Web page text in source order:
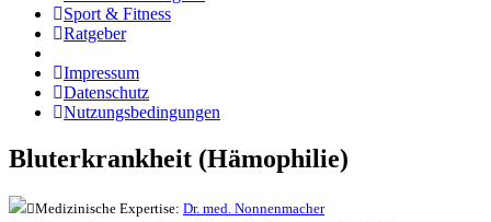
Sport & Fitness
Ratgeber
Impressum
Datenschutz
Nutzungsbedingungen
Bluterkrankheit (Hämophilie)
Medizinische Expertise: Dr. med. Nonnenmacher